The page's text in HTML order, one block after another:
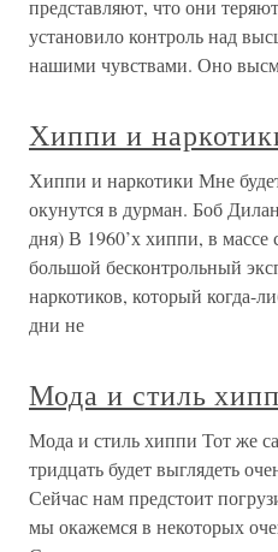
представляют, что они
установило контроль над
нашими чувствами. Оно
Хиппи и
Хиппи и наркотики Мне
окунутся в дурман. Боб
дня) В 1960’х хиппи, в
большой бесконтрольный
наркотиков, который когда-
дни не
Мода и стиль
Мода и стиль хиппи Тот же
тридцать будет выглядеть
Сейчас нам предстоит
мы окажемся в некоторых